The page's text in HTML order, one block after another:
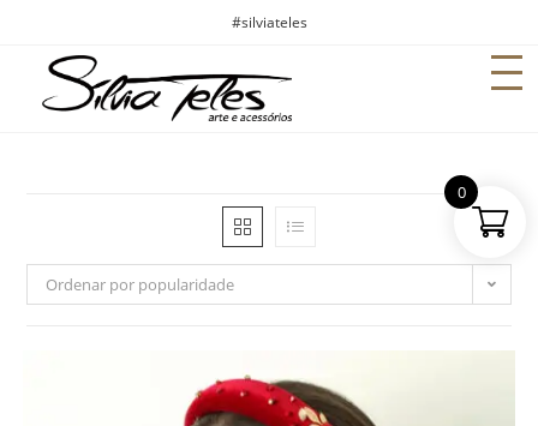
#silviateles
Ordenar por popularidade
0